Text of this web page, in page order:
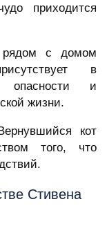
приходится
рядом с домом
в
опасности и
жизни.
кот
того, что
Стивена